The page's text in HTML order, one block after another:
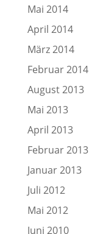
Mai 2014
April 2014
März 2014
Februar 2014
August 2013
Mai 2013
April 2013
Februar 2013
Januar 2013
Juli 2012
Mai 2012
Juni 2010